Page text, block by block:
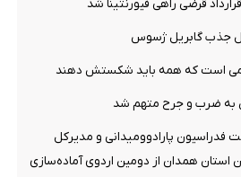
قرضی راهی فیورنتینا شد
جذب گابریل ژسوس
است که همه باید شکستش دهند
به ضرب و جرح متهم شد
فدراسیون پارادوومیدانی و مدیرکل
استان همدان از دومین اردوی آماده‌سازی